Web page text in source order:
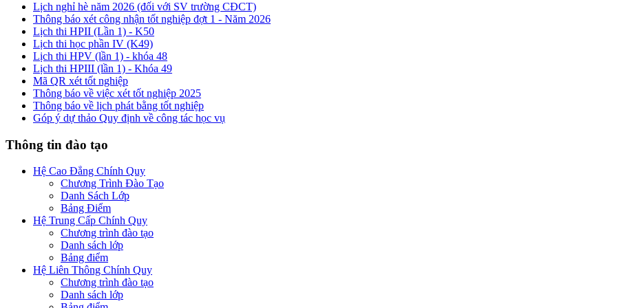
Lịch nghỉ hè năm 2026 (đối với SV trường CĐCT)
Thông báo xét công nhận tốt nghiệp đợt 1 - Năm 2026
Lịch thi HPII (Lần 1) - K50
Lịch thi học phần IV (K49)
Lịch thi HPV (lần 1) - khóa 48
Lịch thi HPIII (lần 1) - Khóa 49
Mã QR xét tốt nghiệp
Thông báo về việc xét tốt nghiệp 2025
Thông báo về lịch phát bằng tốt nghiệp
Góp ý dự thảo Quy định về công tác học vụ
Thông tin đào tạo
Hệ Cao Đẳng Chính Quy
Chương Trình Đào Tạo
Danh Sách Lớp
Bảng Điểm
Hệ Trung Cấp Chính Quy
Chương trình đào tạo
Danh sách lớp
Bảng điểm
Hệ Liên Thông Chính Quy
Chương trình đào tạo
Danh sách lớp